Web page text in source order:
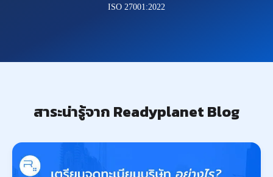
ISO 27001:2022
สาระน่ารู้จาก Readyplanet Blog